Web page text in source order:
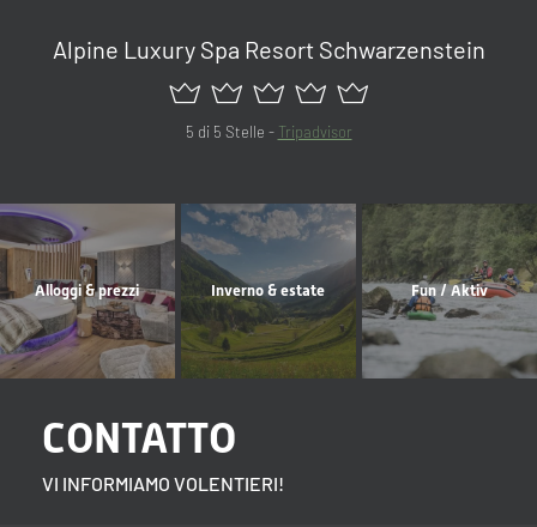
Alpine Luxury Spa Resort Schwarzenstein
5 di 5 Stelle - Tripadvisor
Alloggi & prezzi Inverno & estate Fun / Aktiv
CONTATTO
VI INFORMIAMO VOLENTIERI!